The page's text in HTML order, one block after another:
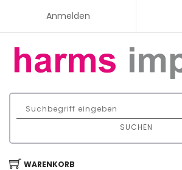
Anmelden
SUCHEN
WARENKORB